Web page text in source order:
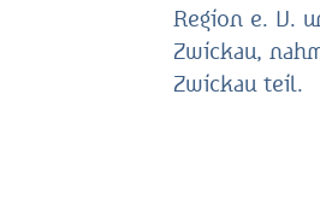
Region e. V.
Zwickau,
Zwickau teil.